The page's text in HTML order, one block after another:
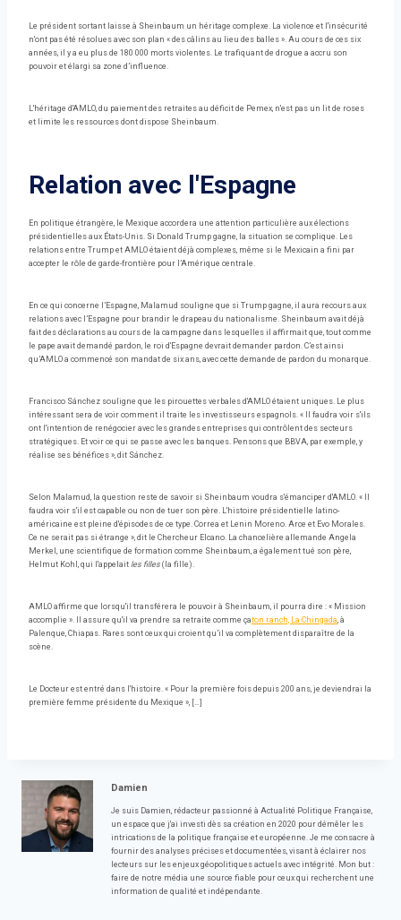
Le président sortant laisse à Sheinbaum un héritage complexe. La violence et l'insécurité
n'ont pas été résolues avec son plan « des câlins au lieu des balles ». Au cours de ces six
années, il y a eu plus de 180 000 morts violentes. Le trafiquant de drogue a accru son
pouvoir et élargi sa zone d’influence.
L'héritage d'AMLO, du paiement des retraites au déficit de Pemex, n'est pas un lit de roses
et limite les ressources dont dispose Sheinbaum.
Relation avec l'Espagne
En politique étrangère, le Mexique accordera une attention particulière aux élections
présidentielles aux États-Unis. Si Donald Trump gagne, la situation se complique. Les
relations entre Trump et AMLO étaient déjà complexes, même si le Mexicain a fini par
accepter le rôle de garde-frontière pour l’Amérique centrale.
En ce qui concerne l’Espagne, Malamud souligne que si Trump gagne, il aura recours aux
relations avec l’Espagne pour brandir le drapeau du nationalisme. Sheinbaum avait déjà
fait des déclarations au cours de la campagne dans lesquelles il affirmait que, tout comme
le pape avait demandé pardon, le roi d'Espagne devrait demander pardon. C’est ainsi
qu’AMLO a commencé son mandat de six ans, avec cette demande de pardon du monarque.
Francisco Sánchez souligne que les pirouettes verbales d'AMLO étaient uniques. Le plus
intéressant sera de voir comment il traite les investisseurs espagnols. « Il faudra voir s'ils
ont l'intention de renégocier avec les grandes entreprises qui contrôlent des secteurs
stratégiques. Et voir ce qui se passe avec les banques. Pensons que BBVA, par exemple, y
réalise ses bénéfices », dit Sánchez.
Selon Malamud, la question reste de savoir si Sheinbaum voudra s'émanciper d'AMLO. « Il
faudra voir s'il est capable ou non de tuer son père. L'histoire présidentielle latino-
américaine est pleine d'épisodes de ce type. Correa et Lenin Moreno. Arce et Evo Morales.
Ce ne serait pas si étrange », dit le Chercheur Elcano. La chancelière allemande Angela
Merkel, une scientifique de formation comme Sheinbaum, a également tué son père,
Helmut Kohl, qui l'appelait les filles (la fille).
AMLO affirme que lorsqu'il transférera le pouvoir à Sheinbaum, il pourra dire : « Mission
accomplie ». Il assure qu'il va prendre sa retraite comme çaton ranch, La Chingada, à
Palenque, Chiapas. Rares sont ceux qui croient qu’il va complètement disparaître de la
scène.
Le Docteur est entré dans l'histoire. « Pour la première fois depuis 200 ans, je deviendrai la
première femme présidente du Mexique », […]
Damien
Je suis Damien, rédacteur passionné à Actualité Politique Française,
un espace que j'ai investi dès sa création en 2020 pour démêler les
intrications de la politique française et européenne. Je me consacre à
fournir des analyses précises et documentées, visant à éclairer nos
lecteurs sur les enjeux géopolitiques actuels avec intégrité. Mon but :
faire de notre média une source fiable pour ceux qui recherchent une
information de qualité et indépendante.